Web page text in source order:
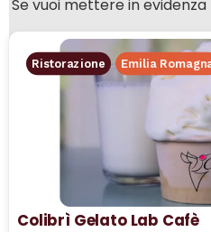
Se vuoi mettere in
Ristorazione Emilia
Colibrì Gelato Lab Cafè